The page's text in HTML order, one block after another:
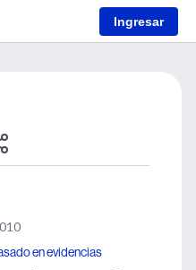
Ingresar
en evidencias